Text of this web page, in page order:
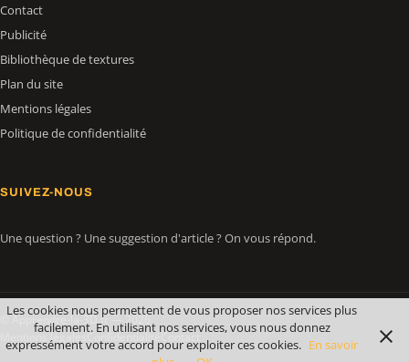
Contact
Publicité
Bibliothèque de textures
Plan du site
Mentions légales
Politique de confidentialité
SUIVEZ-NOUS
Une question ? Une suggestion d'article ? On vous répond.
© Apprendre-la-3D.fr — 2026
Mentions légalesConfidentialitéContact
Les cookies nous permettent de vous proposer nos services plus
facilement. En utilisant nos services, vous nous donnez
expressément votre accord pour exploiter ces cookies. En savoir